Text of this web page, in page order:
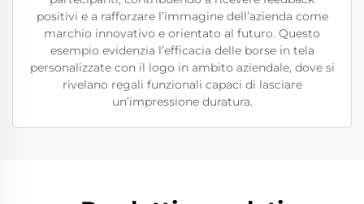
positivi e a rafforzare l’immagine dell’azienda come
marchio innovativo e orientato al futuro. Questo
esempio evidenzia l’efficacia delle borse in tela
personalizzate con il logo in ambito aziendale, dove si
rivelano regali funzionali capaci di lasciare
un’impressione duratura.